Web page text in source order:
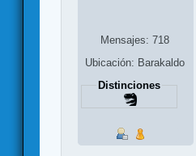
Mensajes: 718
Ubicación: Barakaldo
Distinciones